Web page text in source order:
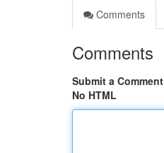
Comments
Comments
Submit a Comment
No HTML